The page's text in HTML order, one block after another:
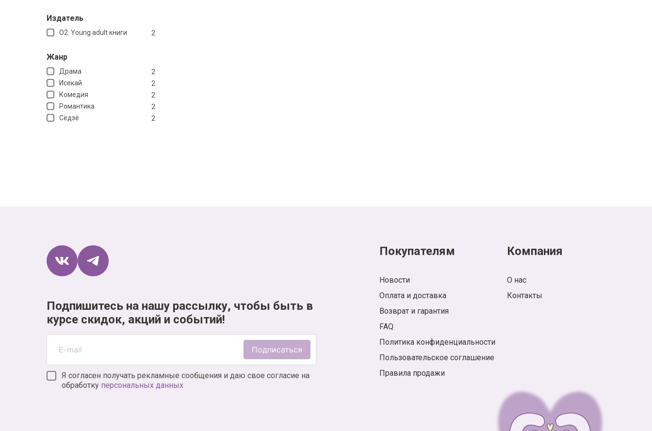
Издатель
O2. Young adult книги 2
Жанр
Драма
2
Исекай
2
Комедия
2
Романтика
2
Сёдзё
2
Подпишитесь на нашу рассылку, чтобы быть в
курсе скидок, акций и событий!
Подписаться
Я согласен получать рекламные сообщения и даю свое согласие на
обработку персональных данных
Покупателям
Новости
Оплата и доставка
Возврат и гарантия
FAQ
Политика конфиденциальности
Пользовательское соглашение
Правила продажи
Компания
О нас
Контакты